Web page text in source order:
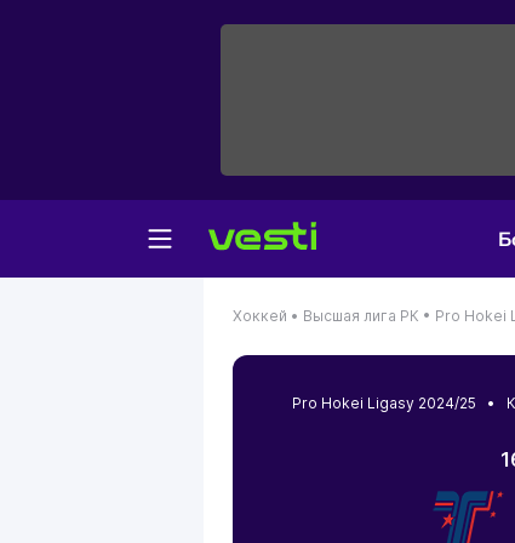
Хоккей • Высшая лига РК • Pro Hokei
Pro Hokei Ligasy 2024/25 •